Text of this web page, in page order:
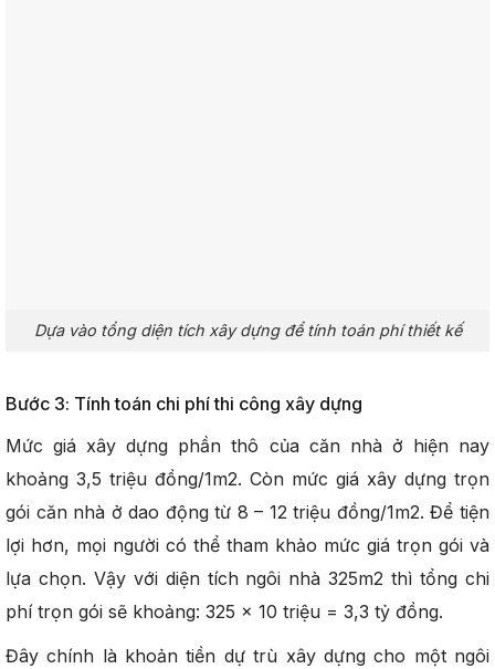
Dựa vào tổng diện tích xây dựng để tính toán phí thiết kế
Bước 3: Tính toán chi phí thi công xây dựng
Mức giá xây dựng phần thô của căn nhà ở hiện nay
khoảng 3,5 triệu đồng/1m2. Còn mức giá xây dựng trọn
gói căn nhà ở dao động từ 8 – 12 triệu đồng/1m2. Để tiện
lợi hơn, mọi người có thể tham khảo mức giá trọn gói và
lựa chọn. Vậy với diện tích ngôi nhà 325m2 thì tổng chi
phí trọn gói sẽ khoảng: 325 x 10 triệu = 3,3 tỷ đồng.
Đây chính là khoản tiền dự trù xây dựng cho một ngôi